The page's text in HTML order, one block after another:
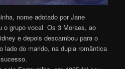
nome adotado por Jane
o grupo vocal Os 3 Moraes, ao
e depois descambou para o
lado do marido, na dupla romântica